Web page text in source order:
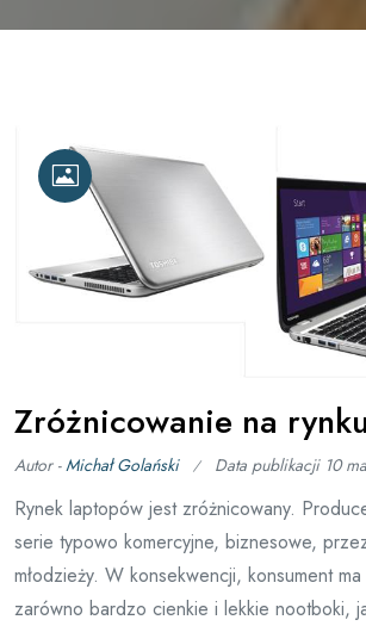
Zróżnicowanie na
Autor -Michał Golański Data publikacji 10
Rynek laptopów jest zróżnicowany.
serie typowo komercyjne, biznesowe,
młodzieży. W konsekwencji, konsument
zarówno bardzo cienkie i lekkie nootboki,